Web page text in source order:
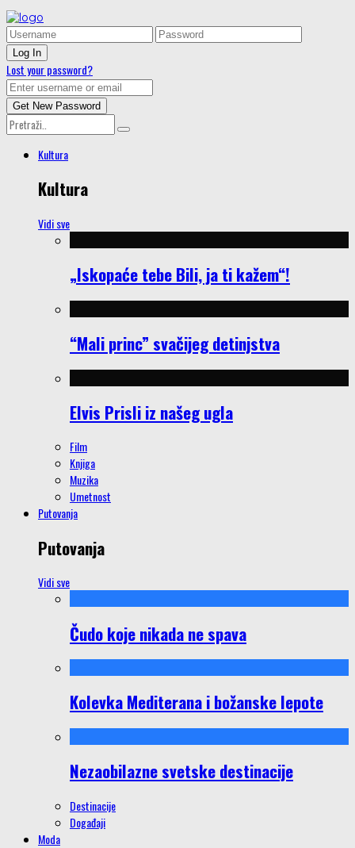
Lost your password?
Kultura
Kultura
Vidi sve
„Iskopaće tebe Bili, ja ti kažem“!
“Mali princ” svačijeg detinjstva
Elvis Prisli iz našeg ugla
Film
Knjiga
Muzika
Umetnost
Putovanja
Putovanja
Vidi sve
Čudo koje nikada ne spava
Kolevka Mediterana i božanske lepote
Nezaobilazne svetske destinacije
Destinacije
Događaji
Moda